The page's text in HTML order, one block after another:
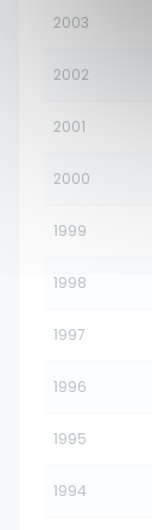
2003
2002
2001
2000
1999
1998
1997
1996
1995
1994